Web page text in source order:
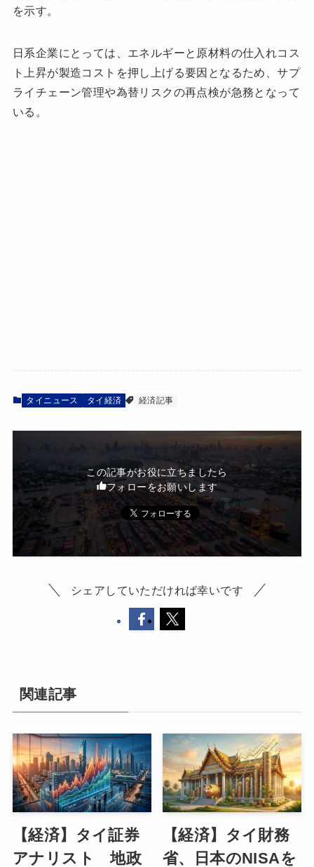
を示す。
日系企業にとっては、エネルギーと原材料の仕入れコス
ト上昇が製造コストを押し上げる要因となるため、サプ
ライチェーン管理や為替リスクの再点検が急務となって
いる。
タイニュース タイ経済 経済記事
この記事がお役に立ちましたら
フォローをお願いします
シェアしていただければ幸いです
関連記事
【経済】タイ証券
アナリスト 地政
【経済】タイ財務
省、日本のNISAを